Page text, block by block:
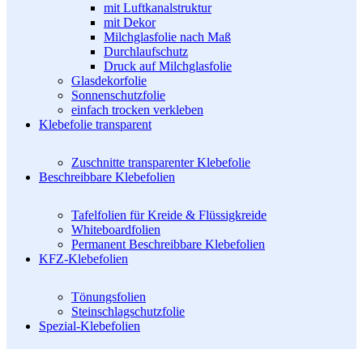
mit Luftkanalstruktur
mit Dekor
Milchglasfolie nach Maß
Durchlaufschutz
Druck auf Milchglasfolie
Glasdekorfolie
Sonnenschutzfolie
einfach trocken verkleben
Klebefolie transparent
Zuschnitte transparenter Klebefolie
Beschreibbare Klebefolien
Tafelfolien für Kreide & Flüssigkreide
Whiteboardfolien
Permanent Beschreibbare Klebefolien
KFZ-Klebefolien
Tönungsfolien
Steinschlagschutzfolie
Spezial-Klebefolien